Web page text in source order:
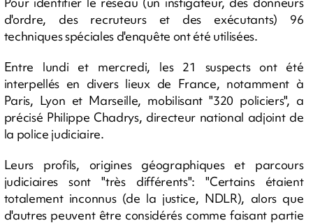
d'ordre, des recruteurs et des exécutants) 96
techniques spéciales d'enquête ont été utilisées.
Entre lundi et mercredi, les 21 suspects ont été
interpellés en divers lieux de France, notamment à
Paris, Lyon et Marseille, mobilisant "320 policiers", a
précisé Philippe Chadrys, directeur national adjoint de
la police judiciaire.
Leurs profils, origines géographiques et parcours
judiciaires sont "très différents": "Certains étaient
totalement inconnus (de la justice, NDLR), alors que
d'autres peuvent être considérés comme faisant partie